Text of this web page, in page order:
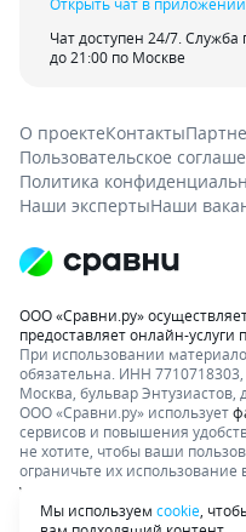
Чат доступен 24/7. Служба
до 21:00 по Москве
О проектеКонтакты
Пользовательское
Политика
Наши экспертыНаши
ООО «Сравни.ру»
предоставляет онлайн-услуги
При использовании
обязательна. ИНН
Москва, бульвар Энтузиастов,
ООО «Сравни.ру» использует
сервисов и повышения
не хотите, чтобы ваши
ограничьте их использование
условиях.
Мы используем cookie ,